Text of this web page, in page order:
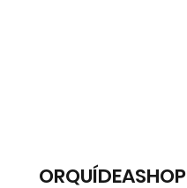
ORQUÍDEASHOP